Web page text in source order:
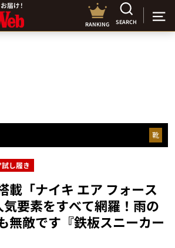
RANKING SEARCH
靴
し履き
載「ナイキ エア フォース
要素をすべて網羅！雨の
無敵です『鉄板スニーカー